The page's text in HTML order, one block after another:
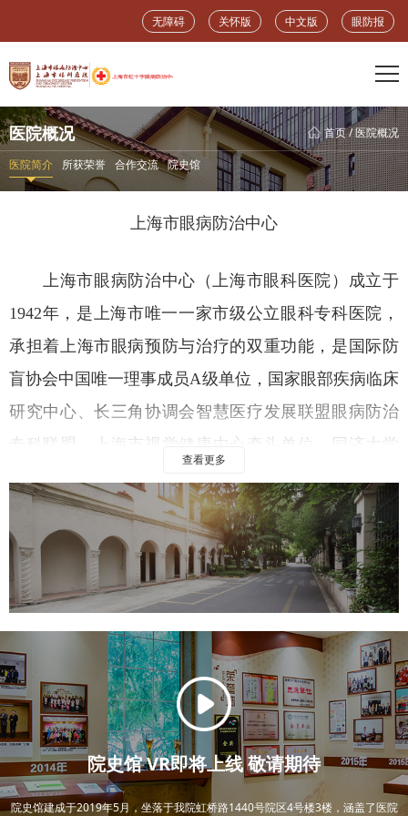
无障碍 关怀版 中文版 眼防报
医院概况 首页/医院概况
医院简介 所获荣誉 合作交流 院史馆
上海市眼病防治中心
上海市眼病防治中心（上海市眼科医院）成立于
1942年，是上海市唯一一家市级公立眼科专科医院，
承担着上海市眼病预防与治疗的双重功能，是国际防
盲协会中国唯一理事成员A级单位，国家眼部疾病临床
研究中心、长三角协调会智慧医疗发展联盟眼病防治
专科联盟、上海市视觉健康中心牵头单位，同济大学
文化基地，上海市志愿服务基地。在2023年度中国医
院科技量值（STEM）与2019-2023五年总科技量值
(ASTEM)报告中，医院眼科学STEM和ASTEM双榜排
名均迈入全国前十，位居第九名。
医院着力“眼卫生学”、“眼公共卫生大数据与人工
智能应用”、“儿童青少年视觉健康管理学”重点学科建
设，现设有眼科中心、视光中心、防治科等重点业务
科室，拥有各类国际先进的眼科诊疗和手术设备,在儿
童青少年近视防控、近视激光手术、斜弱视治疗、白
内障精准化手术、微创玻璃体视网膜手术、微创泪道
查看更多
院史馆 VR即将上线 敬请期待
院史馆建成于2019年5月，坐落于我院虹桥路1440号院区4号楼3楼，涵盖了医院